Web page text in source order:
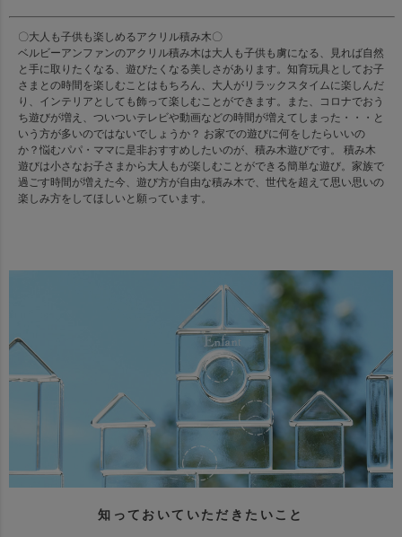
〇大人も子供も楽しめるアクリル積み木〇
ベルビーアンファンのアクリル積み木は大人も子供も虜になる、見れば自然
と手に取りたくなる、遊びたくなる美しさがあります。知育玩具としてお子
さまとの時間を楽しむことはもちろん、大人がリラックスタイムに楽しんだ
り、インテリアとしても飾って楽しむことができます。また、コロナでおう
ち遊びが増え、ついついテレビや動画などの時間が増えてしまった・・・と
いう方が多いのではないでしょうか？ お家での遊びに何をしたらいいの
か？悩むパパ・ママに是非おすすめしたいのが、積み木遊びです。 積み木
遊びは小さなお子さまから大人もが楽しむことができる簡単な遊び。家族で
過ごす時間が増えた今、遊び方が自由な積み木で、世代を超えて思い思いの
楽しみ方をしてほしいと願っています。
知っておいていただきたいこと